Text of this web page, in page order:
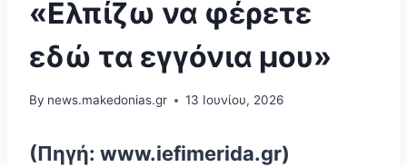
«Ελπίζω να φέρετε
εδώ τα εγγόνια μου»
By news.makedonias.gr 13 Ιουνίου, 2026
(Πηγή: www.iefimerida.gr)